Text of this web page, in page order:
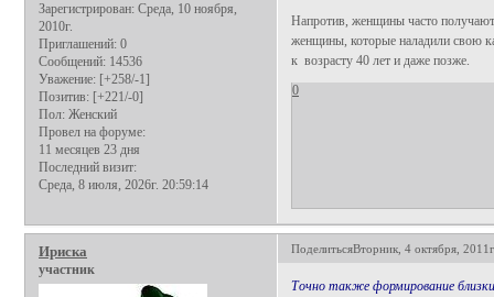
Зарегистрирован: Среда, 10 ноября,
2010г.
Приглашений: 0
Сообщений: 14536
Уважение: [+258/-1]
Позитив: [+221/-0]
Пол: Женский
Провел на форуме:
11 месяцев 23 дня
Последний визит:
Среда, 8 июля, 2026г. 20:59:14
Напротив, женщины часто получают
женщины, которые наладили свою
к возрасту 40 лет и даже позже.
0
ПоделитьсяВторник, 4 октября,
Ириска
участник
Точно также формирование